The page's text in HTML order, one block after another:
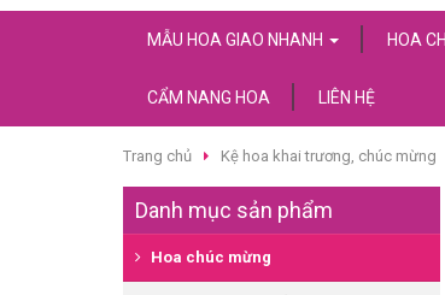
MẪU HOA GIAO NHANH HOA
CẨM NANG HOA LIÊN HỆ
Trang chủ Kệ hoa khai trương, chúc mừng
Danh mục sản phẩm
Hoa chúc mừng